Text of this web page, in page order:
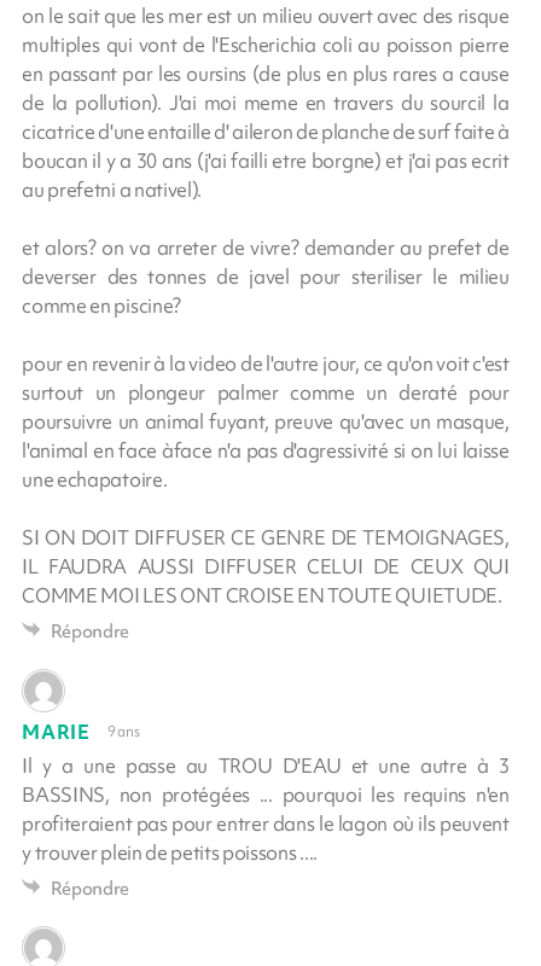
on le sait que les mer est un milieu ouvert avec des risque
multiples qui vont de l'Escherichia coli au poisson pierre
en passant par les oursins (de plus en plus rares a cause
de la pollution). J'ai moi meme en travers du sourcil la
cicatrice d'une entaille d' aileron de planche de surf faite à
boucan il y a 30 ans (j'ai failli etre borgne) et j'ai pas ecrit
au prefetni a nativel).
et alors? on va arreter de vivre? demander au prefet de
deverser des tonnes de javel pour steriliser le milieu
comme en piscine?
pour en revenir à la video de l'autre jour, ce qu'on voit c'est
surtout un plongeur palmer comme un deraté pour
poursuivre un animal fuyant, preuve qu'avec un masque,
l'animal en face àface n'a pas d'agressivité si on lui laisse
une echapatoire.
SI ON DOIT DIFFUSER CE GENRE DE TEMOIGNAGES,
IL FAUDRA AUSSI DIFFUSER CELUI DE CEUX QUI
COMME MOI LES ONT CROISE EN TOUTE QUIETUDE.
Répondre
MARIE 9 ans
Il y a une passe au TROU D'EAU et une autre à 3
BASSINS, non protégées ... pourquoi les requins n'en
profiteraient pas pour entrer dans le lagon où ils peuvent
y trouver plein de petits poissons ....
Répondre